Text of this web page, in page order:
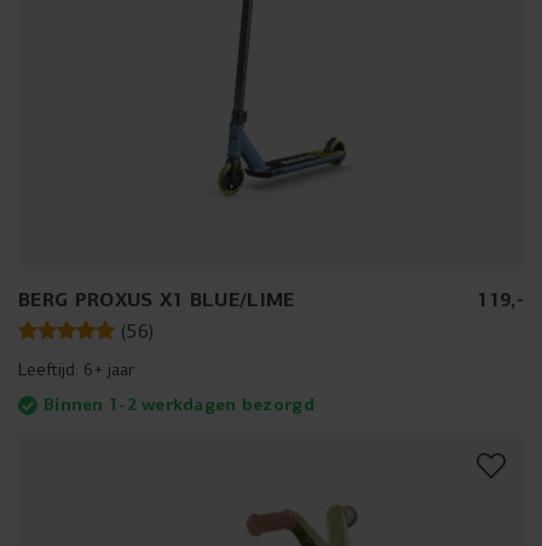
BERG PROXUS X1 BLUE/LIME 119,-
(56)
Leeftijd: 6+ jaar
Binnen 1-2 werkdagen bezorgd